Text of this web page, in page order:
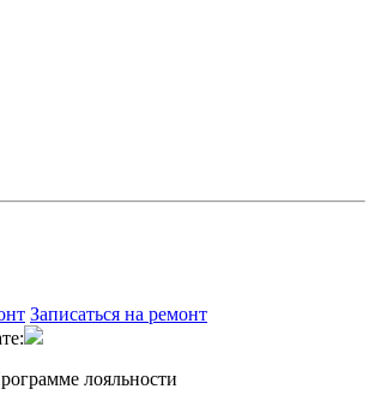
Записаться на ремонт
лояльности